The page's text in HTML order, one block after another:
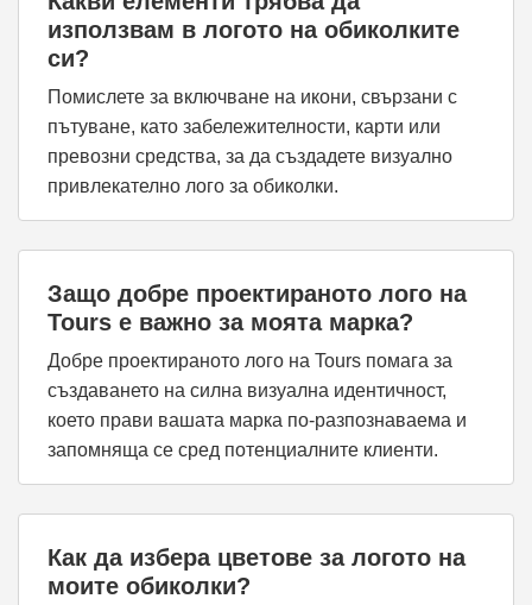
използвам в логото на обиколките
си?
Помислете за включване на икони, свързани с
пътуване, като забележителности, карти или
превозни средства, за да създадете визуално
привлекателно лого за обиколки.
Защо добре проектираното лого на
Tours е важно за моята марка?
Добре проектираното лого на Tours помага за
създаването на силна визуална идентичност,
което прави вашата марка по-разпознаваема и
запомняща се сред потенциалните клиенти.
Как да избера цветове за логото на
моите обиколки?